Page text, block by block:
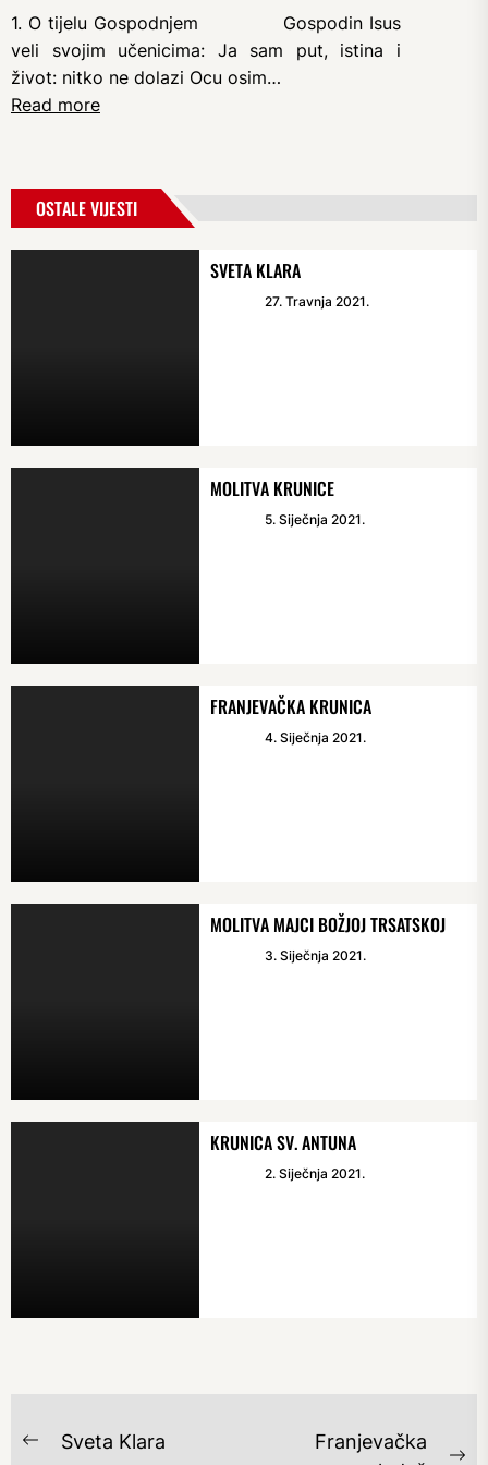
1. O tijelu Gospodnjem Gospodin Isus
veli svojim učenicima: Ja sam put, istina i
život: nitko ne dolazi Ocu osim…
Read more
OSTALE VIJESTI
SVETA KLARA
27. Travnja 2021.
MOLITVA KRUNICE
5. Siječnja 2021.
FRANJEVAČKA KRUNICA
4. Siječnja 2021.
MOLITVA MAJCI BOŽJOJ TRSATSKOJ
3. Siječnja 2021.
KRUNICA SV. ANTUNA
2. Siječnja 2021.
NAVIGACIJA
Previous
Sveta Klara
Franjevačka